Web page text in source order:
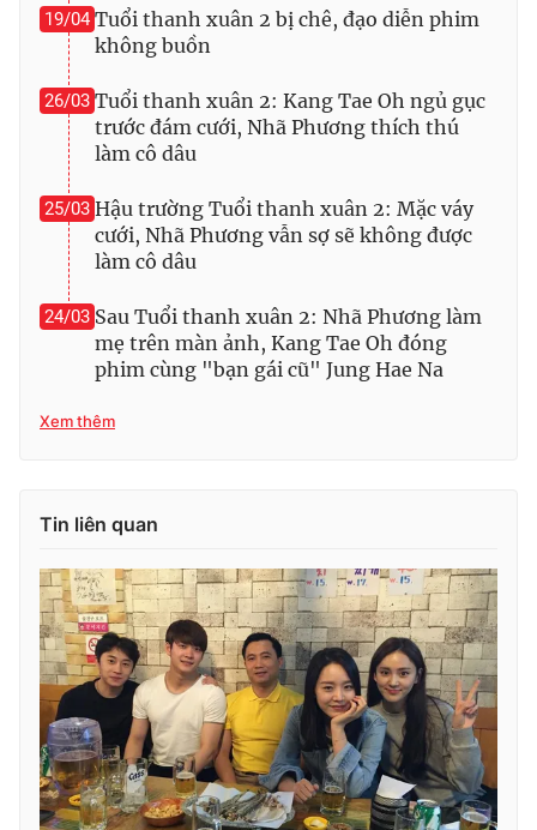
19/04 Tuổi thanh xuân 2 bị chê, đạo diễn phim
không buồn
26/03 Tuổi thanh xuân 2: Kang Tae Oh ngủ gục
trước đám cưới, Nhã Phương thích thú
làm cô dâu
25/03 Hậu trường Tuổi thanh xuân 2: Mặc váy
cưới, Nhã Phương vẫn sợ sẽ không được
làm cô dâu
24/03 Sau Tuổi thanh xuân 2: Nhã Phương làm
mẹ trên màn ảnh, Kang Tae Oh đóng
phim cùng "bạn gái cũ" Jung Hae Na
Xem thêm
Tin liên quan